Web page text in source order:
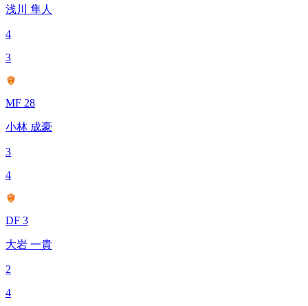
浅川 隼人
4
3
MF 28
小林 成豪
3
4
DF 3
大岩 一貴
2
4